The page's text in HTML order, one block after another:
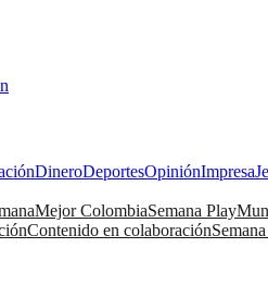
DineroDeportesOpiniónImpresa
Mejor ColombiaSemana Play
Contenido en colaboración